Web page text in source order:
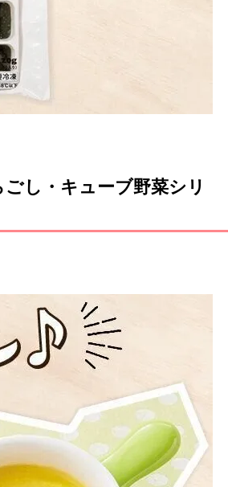
し・キューブ野菜シリ